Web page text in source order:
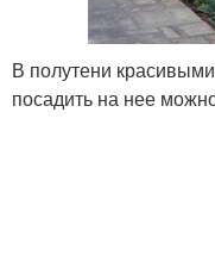
В полутени
посадить на нее